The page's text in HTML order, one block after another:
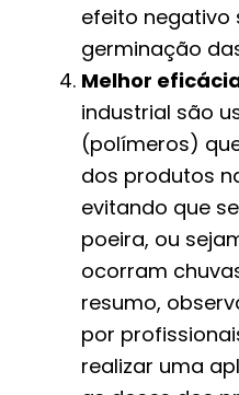
efeito negativo
germinação
Melhor
industrial são
(polímeros)
dos produtos
evitando que
poeira, ou
ocorram
resumo,
por
realizar uma